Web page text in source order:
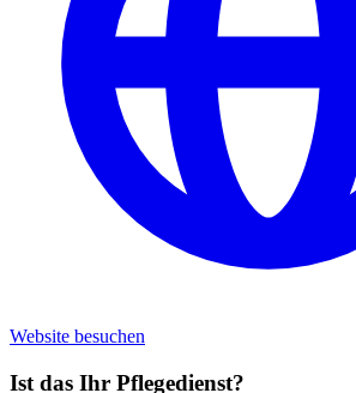
Website besuchen
Ist das Ihr Pflegedienst?